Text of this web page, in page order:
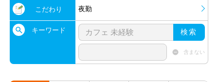
こだわり 夜勤
キーワード 検索
含まない